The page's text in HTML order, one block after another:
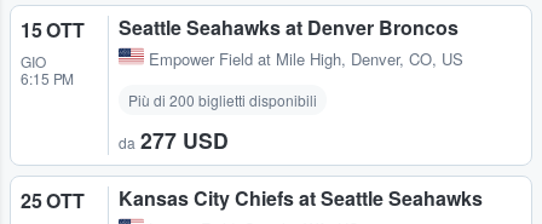
15 OTT
GIO
6:15 PM
Seattle Seahawks at Denver Broncos
Empower Field at Mile High, Denver, CO, US
Più di 200 biglietti disponibili
da 277 USD
25 OTT Kansas City Chiefs at Seattle Seahawks